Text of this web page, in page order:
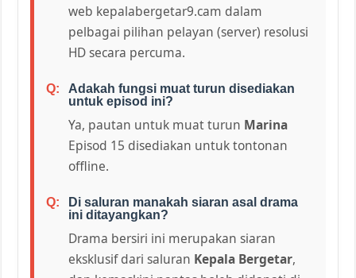
web kepalabergetar9.cam dalam
pelbagai pilihan pelayan (server) resolusi
HD secara percuma.
Adakah fungsi muat turun disediakan
untuk episod ini?
Ya, pautan untuk muat turun Marina
Episod 15 disediakan untuk tontonan
offline.
Di saluran manakah siaran asal drama
ini ditayangkan?
Drama bersiri ini merupakan siaran
eksklusif dari saluran Kepala Bergetar,